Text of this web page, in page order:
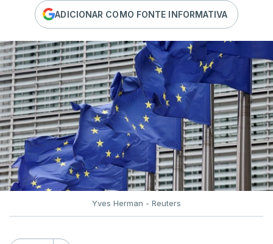
ADICIONAR COMO FONTE INFORMATIVA
Yves Herman - Reuters